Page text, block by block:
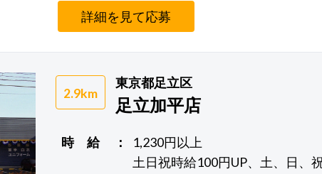
詳細を見て応募
2.9km
東京都足立区
足立加平店
時 給
1,230円以上
土日祝時給100円UP、土、日、